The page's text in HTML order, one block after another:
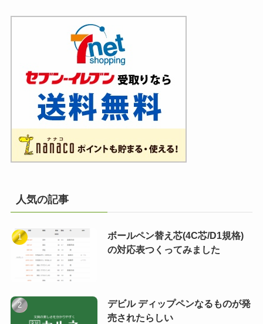
人気の記事
ボールペン替え芯(4C芯/D1規格)
の対応表つくってみました
デビル ディップペンなるものが発
売されたらしい